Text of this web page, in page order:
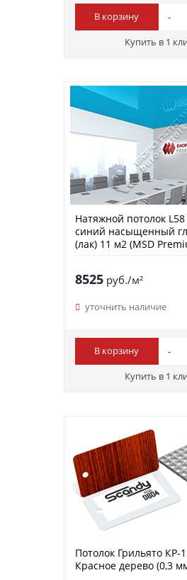
В корзину
Купить в 1
Натяжной потолок L58
синий насыщенный
(лак) 11 м2 (MSD
8525руб./м²
уточнить наличие
В корзину
Купить в 1
Потолок Грильято КР-
Красное дерево (0,3